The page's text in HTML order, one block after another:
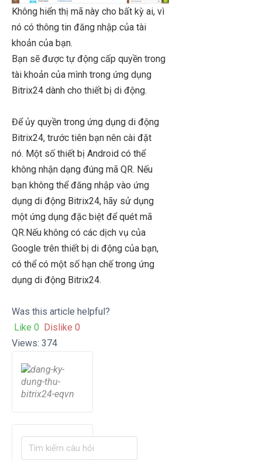
Không hiển thị mã này cho bất kỳ ai, vì
nó có thông tin đăng nhập của tài
khoản của bạn.
Bạn sẽ được tự động cấp quyền trong
tài khoản của mình trong ứng dụng
Bitrix24 dành cho thiết bị di động.
Để ủy quyền trong ứng dụng di động
Bitrix24, trước tiên bạn nên cài đặt
nó. Một số thiết bị Android có thể
không nhận dạng đúng mã QR. Nếu
bạn không thể đăng nhập vào ứng
dụng di động Bitrix24, hãy sử dụng
một ứng dụng đặc biệt để quét mã
QR. Nếu không có các dịch vụ của
Google trên thiết bị di động của bạn,
có thể có một số hạn chế trong ứng
dụng di động Bitrix24.
Was this article helpful?
Like 0 Dislike 0
Views: 374